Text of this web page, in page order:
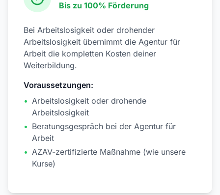
Bis zu 100% Förderung
Bei Arbeitslosigkeit oder drohender
Arbeitslosigkeit übernimmt die Agentur für
Arbeit die kompletten Kosten deiner
Weiterbildung.
Voraussetzungen:
• Arbeitslosigkeit oder drohende
Arbeitslosigkeit
• Beratungsgespräch bei der Agentur für
Arbeit
• AZAV-zertifizierte Maßnahme (wie unsere
Kurse)